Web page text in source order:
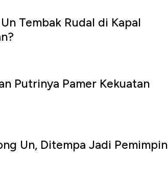
Tembak Rudal di Kapal
Putrinya Pamer Kekuatan
Un, Ditempa Jadi Pemimpin